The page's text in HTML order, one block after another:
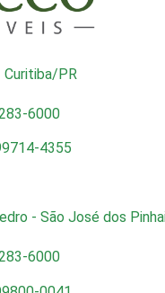
Curitiba/PR
6000
4355
- São José dos
6000